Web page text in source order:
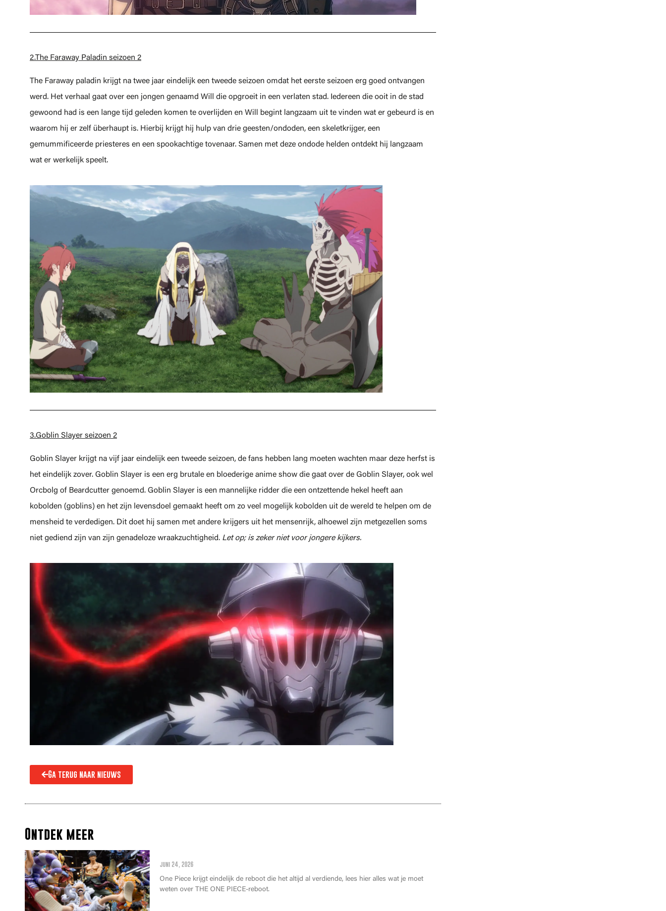
2.The Faraway Paladin seizoen 2
The Faraway paladin krijgt na twee jaar eindelijk een tweede seizoen omdat het eerste seizoen erg goed ontvangen
werd. Het verhaal gaat over een jongen genaamd Will die opgroeit in een verlaten stad. Iedereen die ooit in de stad
gewoond had is een lange tijd geleden komen te overlijden en Will begint langzaam uit te vinden wat er gebeurd is en
waarom hij er zelf überhaupt is. Hierbij krijgt hij hulp van drie geesten/ondoden, een skeletkrijger, een
gemummificeerde priesteres en een spookachtige tovenaar. Samen met deze ondode helden ontdekt hij langzaam
wat er werkelijk speelt.
3.Goblin Slayer seizoen 2
Goblin Slayer krijgt na vijf jaar eindelijk een tweede seizoen, de fans hebben lang moeten wachten maar deze herfst is
het eindelijk zover. Goblin Slayer is een erg brutale en bloederige anime show die gaat over de Goblin Slayer, ook wel
Orcbolg of Beardcutter genoemd. Goblin Slayer is een mannelijke ridder die een ontzettende hekel heeft aan
kobolden (goblins) en het zijn levensdoel gemaakt heeft om zo veel mogelijk kobolden uit de wereld te helpen om de
mensheid te verdedigen. Dit doet hij samen met andere krijgers uit het mensenrijk, alhoewel zijn metgezellen soms
niet gediend zijn van zijn genadeloze wraakzuchtigheid. Let op; is zeker niet voor jongere kijkers.
Ga terug naar nieuws
Ontdek meer
juni 24, 2026
One Piece krijgt eindelijk de reboot die het altijd al verdiende, lees hier alles wat je moet
weten over THE ONE PIECE-reboot.